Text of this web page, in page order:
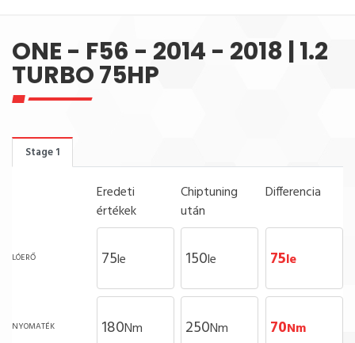
ONE - F56 - 2014 - 2018 | 1.2
TURBO 75HP
Stage 1
Eredeti
értékek
Chiptuning
után
Differencia
LÓERŐ 75le 150le 75le
NYOMATÉK 180Nm 250Nm 70Nm